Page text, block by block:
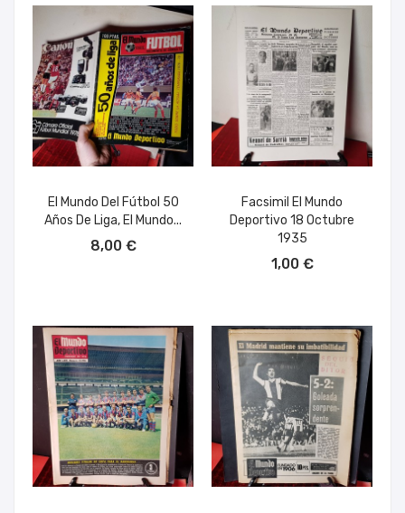
El Mundo Del Fútbol 50
Años De Liga, El Mundo...
8,00 €
Facsimil El Mundo
Deportivo 18 Octubre
1935
1,00 €